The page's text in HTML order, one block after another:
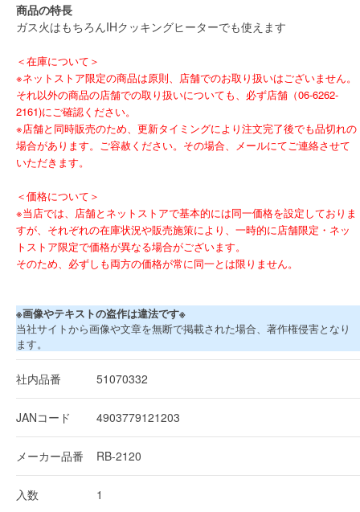
商品の特長
ガス火はもちろんIHクッキングヒーターでも使えます
＜在庫について＞
※ネットストア限定の商品は原則、店舗でのお取り扱いはございません。
それ以外の商品の店舗での取り扱いについても、必ず店舗（06-6262-
2161)にご確認ください。
※店舗と同時販売のため、更新タイミングにより注文完了後でも品切れの
場合があります。ご容赦ください。その場合、メールにてご連絡させて
いただきます。
＜価格について＞
※当店では、店舗とネットストアで基本的には同一価格を設定しておりま
すが、それぞれの在庫状況や販売施策により、一時的に店舗限定・ネッ
トストア限定で価格が異なる場合がございます。
そのため、必ずしも両方の価格が常に同一とは限りません。
※画像やテキストの盗作は違法です※
当社サイトから画像や文章を無断で掲載された場合、著作権侵害となり
ます。
社内品番 51070332
JANコード 4903779121203
メーカー品番 RB-2120
入数 1